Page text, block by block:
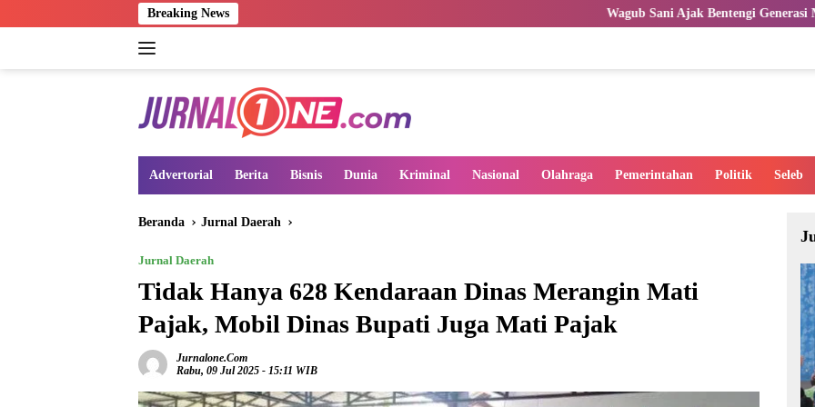
ke
Breaking News Wagub Sani Ajak Bentengi Generasi Muda Jambi dari
Advertorial Berita Bisnis Dunia Kriminal Nasional Olahraga Pemerintahan Politik Seleb
Beranda Jurnal Daerah
Jurnal Daerah
Tidak Hanya 628 Kendaraan Dinas Merangin Mati
Pajak, Mobil Dinas Bupati Juga Mati Pajak
Jurnalone.com
Rabu, 09 Jul 2025 - 15:11 WIB